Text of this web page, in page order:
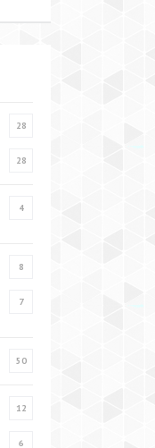
28
28
4
8
7
50
12
6